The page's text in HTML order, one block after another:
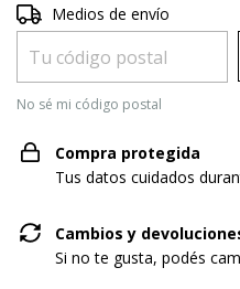
Entregas para el CP:
Medios de envío
No sé mi código postal
Compra protegida
Tus datos cuidados
Cambios y
Si no te gusta, podés